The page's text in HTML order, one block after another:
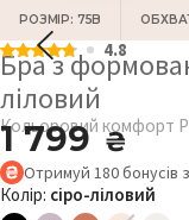
РОЗМІР: 75B
4.8
Бра з
ліловий
Кольоровий комфорт
1 799 ₴
Отримуй 180бонусів
Колір: сіро-ліловий